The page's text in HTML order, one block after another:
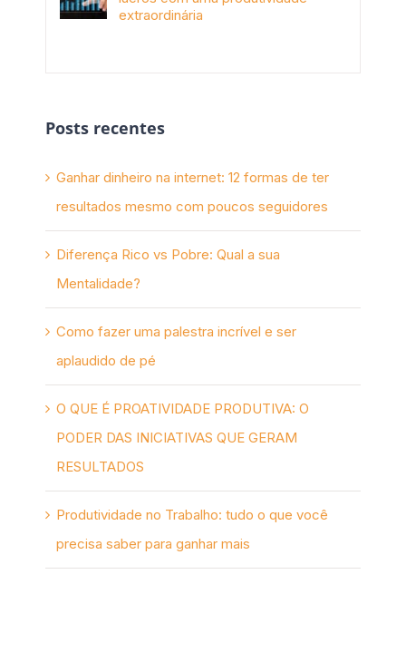
extraordinária
Posts recentes
Ganhar dinheiro na internet: 12 formas de ter
resultados mesmo com poucos seguidores
Diferença Rico vs Pobre: Qual a sua
Mentalidade?
Como fazer uma palestra incrível e ser
aplaudido de pé
O QUE É PROATIVIDADE PRODUTIVA: O
PODER DAS INICIATIVAS QUE GERAM
RESULTADOS
Produtividade no Trabalho: tudo o que você
precisa saber para ganhar mais